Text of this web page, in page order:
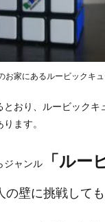
お家にあるルービックキ
とおり、ルービックキ
ます。
ジャンル
「ルー
の壁に挑戦して